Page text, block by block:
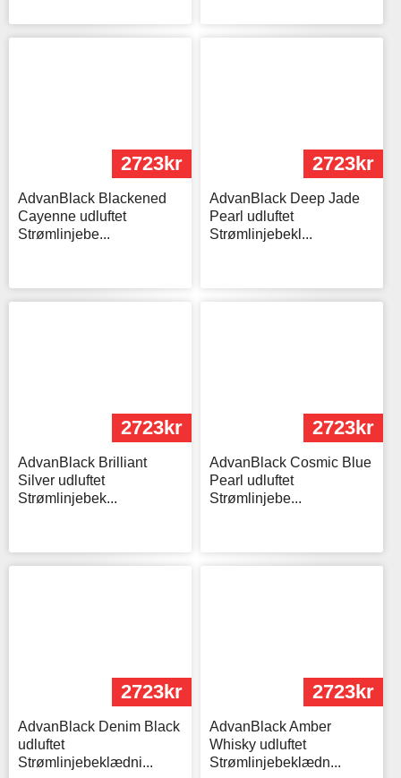
2723kr
AdvanBlack Blackened
Cayenne udluftet
Strømlinjebe...
2723kr
AdvanBlack Deep Jade
Pearl udluftet
Strømlinjebekl...
2723kr
AdvanBlack Brilliant
Silver udluftet
Strømlinjebek...
2723kr
AdvanBlack Cosmic Blue
Pearl udluftet
Strømlinjebe...
2723kr
AdvanBlack Denim Black
udluftet
Strømlinjebeklædni...
2723kr
AdvanBlack Amber
Whisky udluftet
Strømlinjebeklædn...